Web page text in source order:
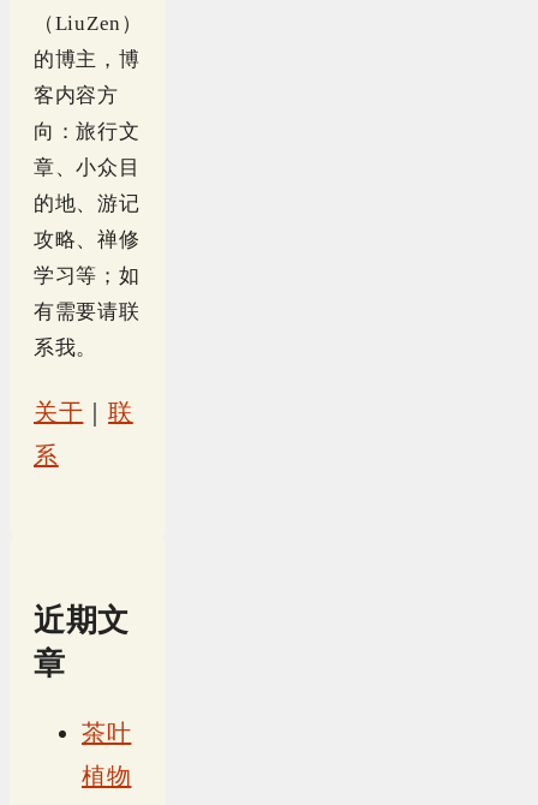
（LiuZen）
的博主，博
客内容方
向：旅行文
章、小众目
的地、游记
攻略、禅修
学习等；如
有需要请联
系我。
关于 ｜联
系
近期文
章
茶叶
植物